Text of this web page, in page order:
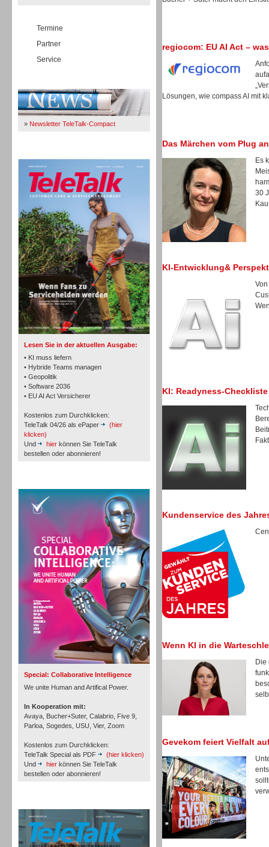
Termine
Partner
Service
» Newsletter TeleTalk-Compact
Lesen Sie in der aktuellen Ausgabe:
• KI muss liefern
• Hybride Teams managen
• Geopolitik
• Software 2036
• EU AI Act Versicherer
Kostenlos zum Durchklicken:
TeleTalk 04/26 als ePaper
(hier
klicken)
Und
hier können Sie TeleTalk
bestellen oder abonnieren!
Special: Collaborative Intelligence
We unite Human and Artifical Power.
In Kooperation mit:
Avaya, Bucher+Suter, Calabrio, Five 9,
Parloa, Sogedes, USU, Vier, Zoom
Kostenlos zum Durchklicken:
TeleTalk Special als PDF
(hier klicken)
Und
hier können Sie TeleTalk
bestellen oder abonnieren!
TK- und ACD-Systeme
Workforce-Management
Personal
Inbound
regiocom: EU AI Act –
Lösungen, wie compass AI mit
Das Märchen vom Plug
Es
30
KI-Entwicklung&
KI: Readyness-Checkliste
Kundenservice des
Wenn KI in die
Die
Gevekom feiert Vielfalt